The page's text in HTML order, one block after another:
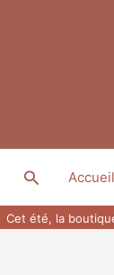
Rechercher
Accueil
Cet été, la